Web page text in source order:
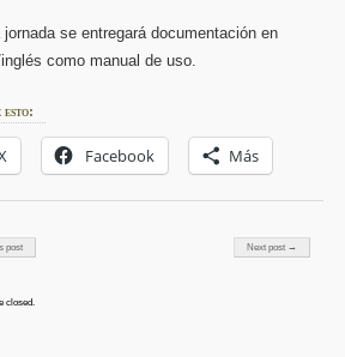
jornada se entregará documentación en
como manual de uso.
esto:
Facebook Más
post Next post →
closed.